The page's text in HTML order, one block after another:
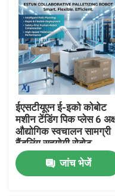
उत्पाद
वीडियो
हमारे बारे में
कारखाना भ्रमण
गुणवत्ता नियंत्रण
ईएसटीयूएन ई-इको कोबोट
मशीन टेंडिंग पिक प्लेस 6
औद्योगिक स्वचालन सामग्री
हैंडलिंग सहयोगी रोबोट
जांच भेजें